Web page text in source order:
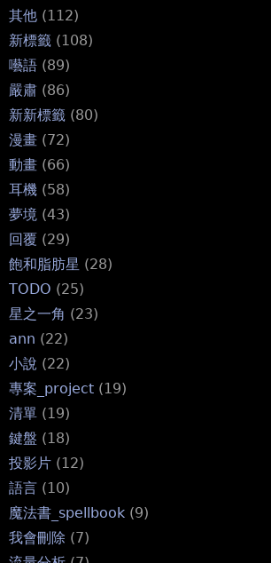
其他 (112)
新標籤 (108)
囈語 (89)
嚴肅 (86)
新新標籤 (80)
漫畫 (72)
動畫 (66)
耳機 (58)
夢境 (43)
回覆 (29)
飽和脂肪星 (28)
TODO (25)
星之一角 (23)
ann (22)
小說 (22)
專案_project (19)
清單 (19)
鍵盤 (18)
投影片 (12)
語言 (10)
魔法書_spellbook (9)
我會刪除 (7)